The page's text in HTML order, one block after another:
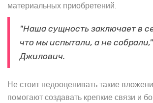
материальных приобретений.
"Наша сущность заключает в
что мы испытали, а не
Джилович.
Не стоит недооценивать такие
помогают создавать крепкие связи и